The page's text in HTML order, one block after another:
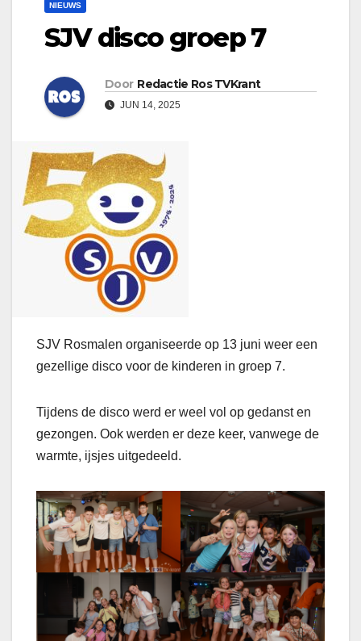
NIEUWS
SJV disco groep 7
Door Redactie Ros TVKrant
JUN 14, 2025
SJV Rosmalen organiseerde op 13 juni weer een
gezellige disco voor de kinderen in groep 7.
Tijdens de disco werd er weel vol op gedanst en
gezongen. Ook werden er deze keer, vanwege de
warmte, ijsjes uitgedeeld.